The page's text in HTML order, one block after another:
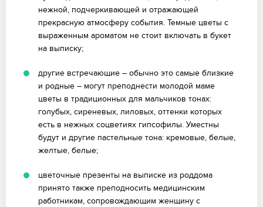
нежной, подчеркивающей и отражающей
прекрасную атмосферу события. Темные цветы с
выраженным ароматом не стоит включать в букет
на выписку;
другие встречающие – обычно это самые близкие
и родные – могут преподнести молодой маме
цветы в традиционных для мальчиков тонах:
голубых, сиреневых, лиловых, оттенки которых
есть в нежных соцветиях гипсофилы. Уместны
будут и другие пастельные тона: кремовые, белые,
желтые, белые;
цветочные презенты на выписке из роддома
принято также преподносить медицинским
работникам, сопровождающим женщину с